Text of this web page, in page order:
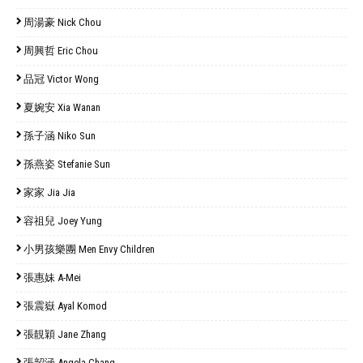
周湯豪 Nick Chou
周興哲 Eric Chou
品冠 Victor Wong
夏婉安 Xia Wanan
孫子涵 Niko Sun
孫燕姿 Stefanie Sun
家家 Jia Jia
容祖兒 Joey Yung
小男孩樂團 Men Envy Children
張惠妹 A-Mei
張震嶽 Ayal Komod
張靚穎 Jane Zhang